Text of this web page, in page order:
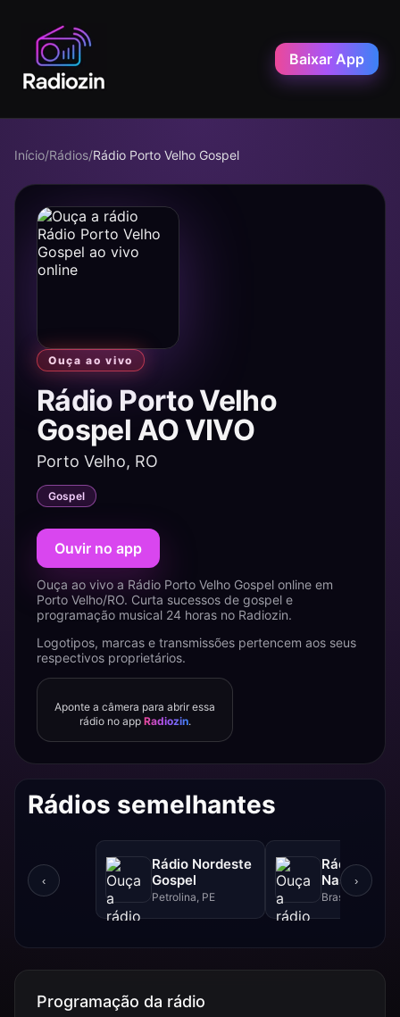
Baixar App
Início/Rádios/Rádio Porto Velho Gospel
Ouça ao vivo
Rádio Porto Velho
Gospel AO VIVO
Porto Velho, RO
Gospel
Ouvir no app
Ouça ao vivo a Rádio Porto Velho Gospel online em
Porto Velho/RO. Curta sucessos de gospel e
programação musical 24 horas no Radiozin.
Logotipos, marcas e transmissões pertencem aos seus
respectivos proprietários.
Aponte a câmera para abrir essa
rádio no app Radiozin.
Rádios semelhantes
‹
Rádio Nordeste
Gospel
Petrolina, PE
Rádio Sol
Nascente
Brasília, DF
›
Programação da rádio